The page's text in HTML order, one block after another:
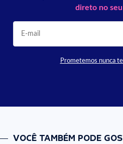
direto no
Prometemos nunca
VOCÊ TAMBÉM PODE